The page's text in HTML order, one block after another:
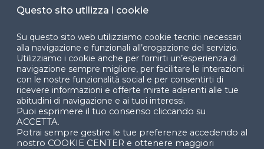
Facebook LinkedIn
YouTube X
Questo sito utilizza i cookie
Su questo sito web utilizziamo cookie tecnici necessari
alla navigazione e funzionali all’erogazione del servizio.
Utilizziamo i cookie anche per fornirti un’esperienza di
navigazione sempre migliore, per facilitare le interazioni
con le nostre funzionalità social e per consentirti di
ricevere informazioni e offerte mirate aderenti alle tue
abitudini di navigazione e ai tuoi interessi.
Puoi esprimere il tuo consenso cliccando su
ACCETTA.
Potrai sempre gestire le tue preferenze accedendo al
nostro COOKIE CENTER e ottenere maggiori